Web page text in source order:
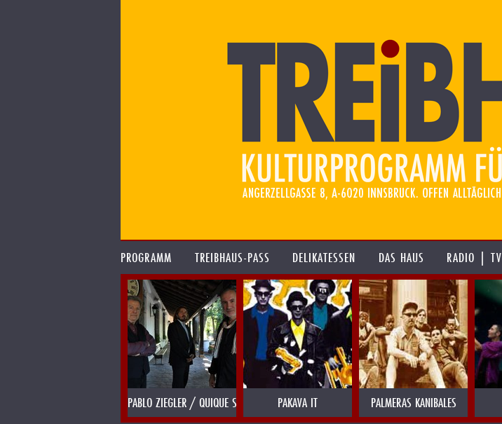
PROGRAMM TREIBHAUS-PASS DELIKATESSEN DAS HAUS RADIO | TV
PABLO ZIEGLER / QUIQUE SINESI PAKAVA IT PALMERAS KANIBALES